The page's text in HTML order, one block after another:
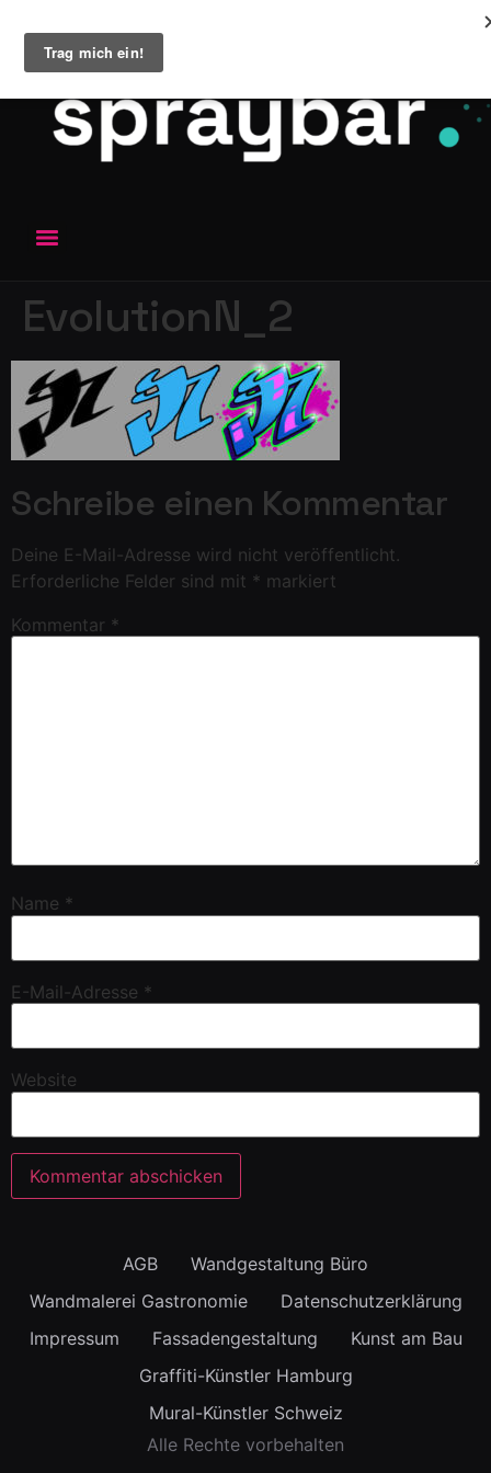
EvolutionN_2
Schreibe einen Kommentar
Deine E-Mail-Adresse wird nicht veröffentlicht.
Erforderliche Felder sind mit * markiert
Kommentar *
Name *
E-Mail-Adresse *
Website
AGB
Wandgestaltung Büro
Wandmalerei Gastronomie
Datenschutzerklärung
Impressum
Fassadengestaltung
Kunst am Bau
Graffiti-Künstler Hamburg
Mural-Künstler Schweiz
Alle Rechte vorbehalten